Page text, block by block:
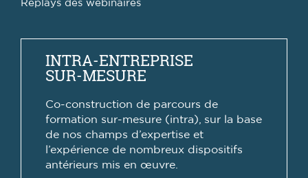
Replays des webinaires
INTRA-ENTREPRISE
SUR-MESURE
Co-construction de parcours de
formation sur-mesure (intra), sur la base
de nos champs d’expertise et
l’expérience de nombreux dispositifs
antérieurs mis en œuvre.